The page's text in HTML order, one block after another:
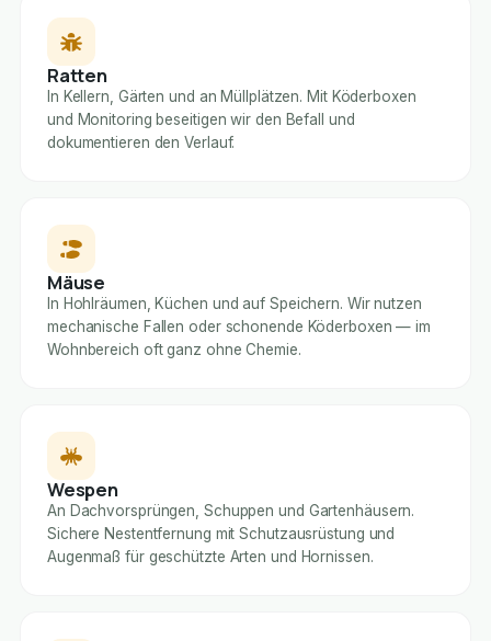
Ratten
In Kellern, Gärten und an Müllplätzen. Mit Köderboxen
und Monitoring beseitigen wir den Befall und
dokumentieren den Verlauf.
Mäuse
In Hohlräumen, Küchen und auf Speichern. Wir nutzen
mechanische Fallen oder schonende Köderboxen — im
Wohnbereich oft ganz ohne Chemie.
Wespen
An Dachvorsprüngen, Schuppen und Gartenhäusern.
Sichere Nestentfernung mit Schutzausrüstung und
Augenmaß für geschützte Arten und Hornissen.